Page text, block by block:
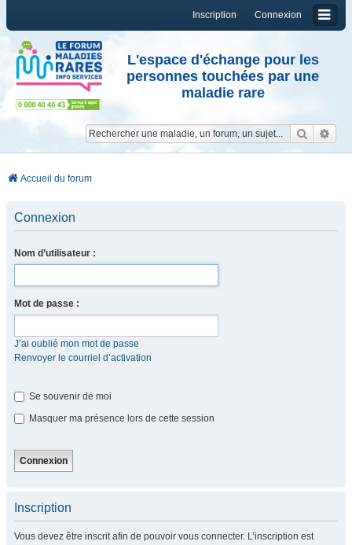
Connexion
Inscription
L'espace d'échange pour les
personnes touchées par une
maladie rare
Accueil du forum
Connexion
Nom d’utilisateur :
Mot de passe :
J’ai oublié mon mot de passe
Renvoyer le courriel d’activation
Se souvenir de moi
Masquer ma présence lors de cette session
Inscription
Vous devez être inscrit afin de pouvoir vous connecter. L’inscription est